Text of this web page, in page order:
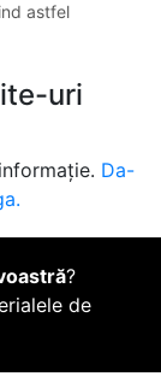
astfel
uri
Da-
?
de